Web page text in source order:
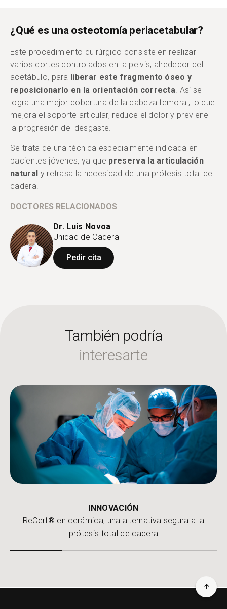
¿Qué es una osteotomía periacetabular?
Este procedimiento quirúrgico consiste en realizar
varios cortes controlados en la pelvis, alrededor del
acetábulo, para liberar este fragmento óseo y
reposicionarlo en la orientación correcta. Así se
logra una mejor cobertura de la cabeza femoral, lo que
mejora el soporte articular, reduce el dolor y previene
la progresión del desgaste.
Se trata de una técnica especialmente indicada en
pacientes jóvenes, ya que preserva la articulación
natural y retrasa la necesidad de una prótesis total de
cadera.
DOCTORES RELACIONADOS
Dr. Luis Novoa
Unidad de Cadera
Pedir cita
También podría
interesarte
INNOVACIÓN
ReCerf® en cerámica, una alternativa segura a la
prótesis total de cadera